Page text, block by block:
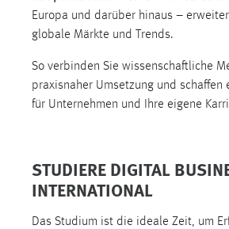
Europa und darüber hinaus –
globale Märkte und Trends.
So verbinden Sie wissenschaftliche
praxisnaher Umsetzung und schaffen
für Unternehmen und Ihre eigene
STUDIERE DIGITAL
INTERNATIONAL
Das Studium ist die ideale Zeit, um